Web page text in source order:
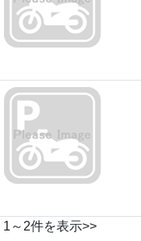
1～2件を表示>>